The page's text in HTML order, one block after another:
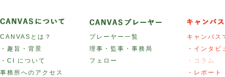
CANVASとは？
・趣旨・背景
・CI について
事務所へのアクセス
プレーヤー一覧
理事・監事・事務局
フェロー
キャンバス
・インタビ
・コラム
・レポート